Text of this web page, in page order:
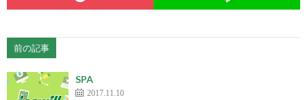
前の記事
SPA
2017.11.10